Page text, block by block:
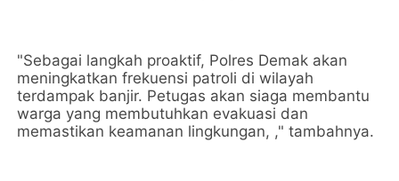
"Sebagai langkah proaktif, Polres Demak akan
meningkatkan frekuensi patroli di wilayah
terdampak banjir. Petugas akan siaga membantu
warga yang membutuhkan evakuasi dan
memastikan keamanan lingkungan, ," tambahnya.